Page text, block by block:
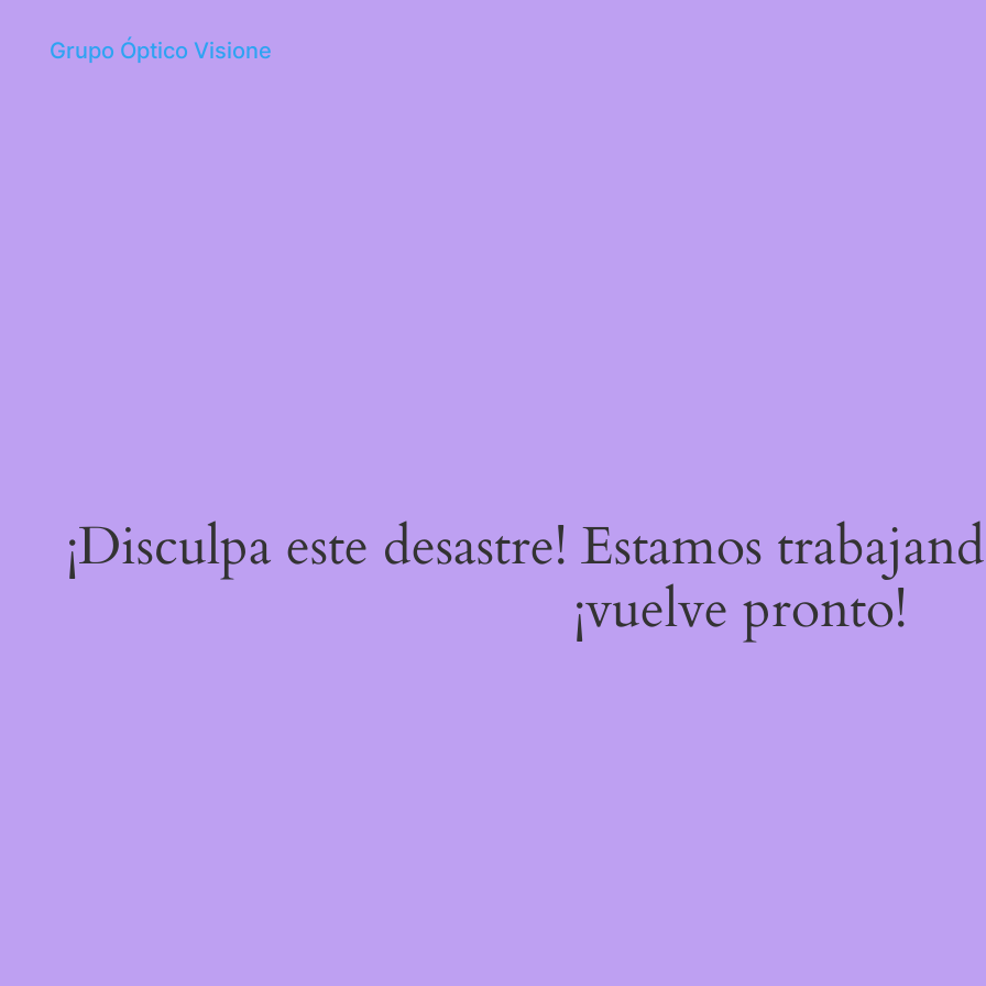
Grupo Óptico Visione
¡Disculpa este desastre! Estamos
¡vuelve pronto!